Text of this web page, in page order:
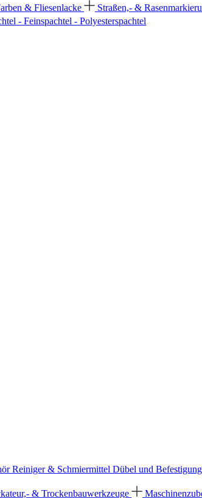
& Fliesenlacke Straßen,- &
- Feinspachtel - Polyesterspachtel
Reiniger & Schmiermittel Dübel und
& Trockenbauwerkzeuge